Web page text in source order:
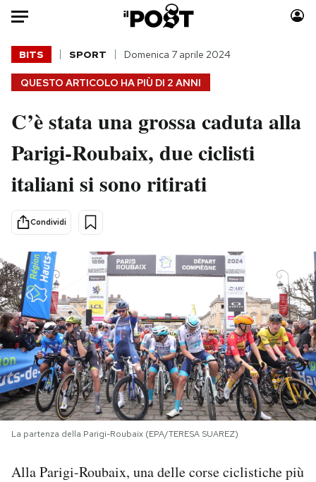
Auto
HOME
Italia
Politica
Tecnologia
Scienza
Economia
Sport
Moda
Consumismi
Storie/Idee
Altrecose
Mondiali calcio 2026
PODCAST
NEWSLETTER
I MIEI PREFERITI
QUESTO ARTICOLO HA PIÙ DI 2 ANNI
BITS SPORT Domenica 7 aprile 2024
C’è stata una grossa caduta alla
Parigi-Roubaix, due ciclisti
italiani si sono ritirati
Condividi
La partenza della Parigi-Roubaix (EPA/TERESA SUAREZ)
Alla Parigi-Roubaix, una delle corse ciclistiche più